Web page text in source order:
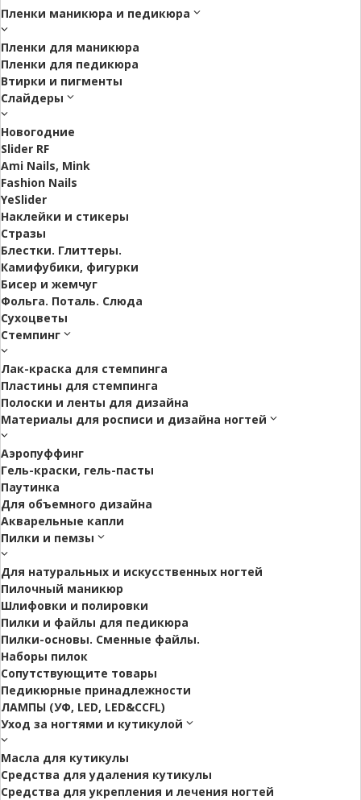
Пленки маникюра и педикюра
Пленки для маникюра
Пленки для педикюра
Втирки и пигменты
Слайдеры
Новогодние
Slider RF
Ami Nails, Mink
Fashion Nails
YeSlider
Наклейки и стикеры
Стразы
Блестки. Глиттеры.
Камифубики, фигурки
Бисер и жемчуг
Фольга. Поталь. Слюда
Сухоцветы
Стемпинг
Лак-краска для стемпинга
Пластины для стемпинга
Полоски и ленты для дизайна
Материалы для росписи и дизайна ногтей
Аэропуффинг
Гель-краски, гель-пасты
Паутинка
Для объемного дизайна
Акварельные капли
Пилки и пемзы
Для натуральных и искусственных ногтей
Пилочный маникюр
Шлифовки и полировки
Пилки и файлы для педикюра
Пилки-основы. Сменные файлы.
Наборы пилок
Сопутствующите товары
Педикюрные принадлежности
ЛАМПЫ (УФ, LED, LED&CCFL)
Уход за ногтями и кутикулой
Масла для кутикулы
Средства для удаления кутикулы
Средства для укрепления и лечения ногтей